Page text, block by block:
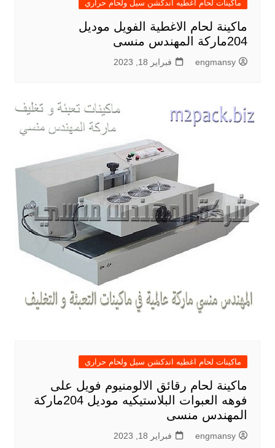
ماكينات لحام اغطيه اندكشن سيل ولحام حراري
ماكينة لحام الاغطية الفويل موديل
204ماركة المهندس منسى
engmansy فبراير 18, 2023
ماكينات لحام اغطيه اندكشن سيل ولحام حراري
ماكينة لحام رقائق الالومنيوم فويل على
فوهه العبوات البلاستيكيه موديل 204ماركة
المهندس منسى
engmansy فبراير 18, 2023